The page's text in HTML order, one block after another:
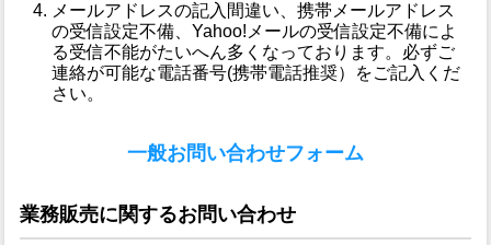
メールアドレスの記入間違い、携帯メールアドレス
の受信設定不備、Yahoo!メールの受信設定不備によ
る受信不能がたいへん多くなっております。必ずご
連絡が可能な電話番号(携帯電話推奨）をご記入くだ
さい。
一般お問い合わせフォーム
業務販売に関するお問い合わせ